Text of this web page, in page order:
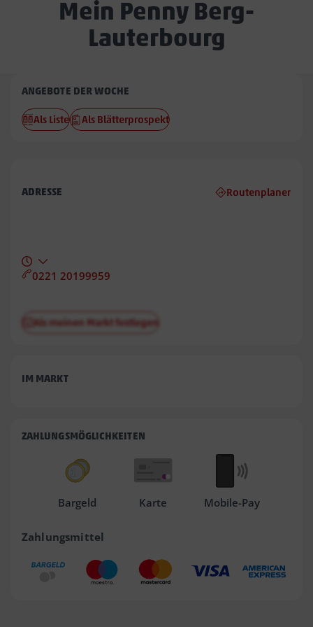
Mein Penny Berg-
Lauterbourg
Penny
Berg-
Lauterbourg
ANGEBOTE DER WOCHE
Als Liste Als Blätterprospekt
ADRESSE Routenplaner
0221 20199959
Als meinen Markt festlegen
IM MARKT
ZAHLUNGSMÖGLICHKEITEN
Bargeld Karte Mobile-Pay
Zahlungsmittel